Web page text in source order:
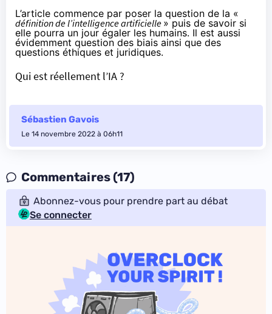
L’article commence par poser la question de la «
définition de l’intelligence artificielle » puis de savoir si
elle pourra un jour égaler les humains. Il est aussi
évidemment question des biais ainsi que des
questions éthiques et juridiques.
Qui est réellement l’IA ?
Sébastien Gavois
Le 14 novembre 2022 à 06h11
Commentaires (17)
Abonnez-vous pour prendre part au débat
Se connecter